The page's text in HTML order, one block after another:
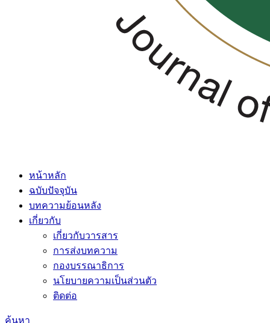
หน้าหลัก
ฉบับปัจจุบัน
บทความย้อนหลัง
เกี่ยวกับ
เกี่ยวกับวารสาร
การส่งบทความ
กองบรรณาธิการ
นโยบายความเป็นส่วนตัว
ติดต่อ
ค้นหา